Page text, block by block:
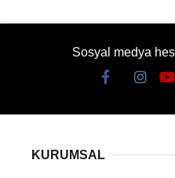
Sosyal medya
KURUMSAL